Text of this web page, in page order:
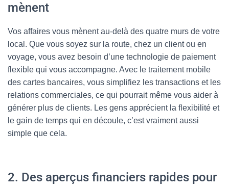
mènent
Vos affaires vous mènent au-delà des quatre murs de votre
local. Que vous soyez sur la route, chez un client ou en
voyage, vous avez besoin d’une technologie de paiement
flexible qui vous accompagne. Avec le traitement mobile
des cartes bancaires, vous simplifiez les transactions et les
relations commerciales, ce qui pourrait même vous aider à
générer plus de clients. Les gens apprécient la flexibilité et
le gain de temps qui en découle, c’est vraiment aussi
simple que cela.
2. Des aperçus financiers rapides pour